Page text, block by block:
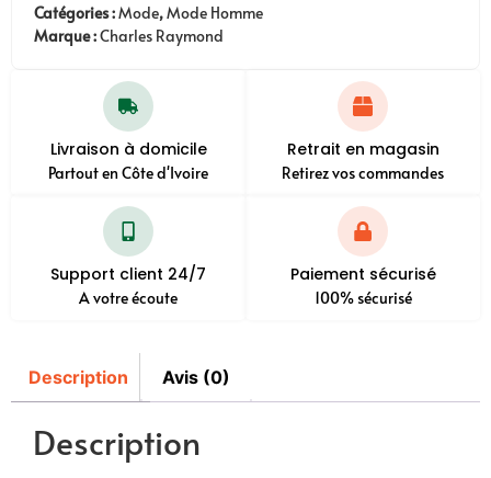
Catégories :Mode,Mode Homme
Marque :Charles Raymond
Livraison à domicile
Partout en Côte d'Ivoire
Retrait en magasin
Retirez vos commandes
Support client 24/7
A votre écoute
Paiement sécurisé
100% sécurisé
Description Avis (0)
Description